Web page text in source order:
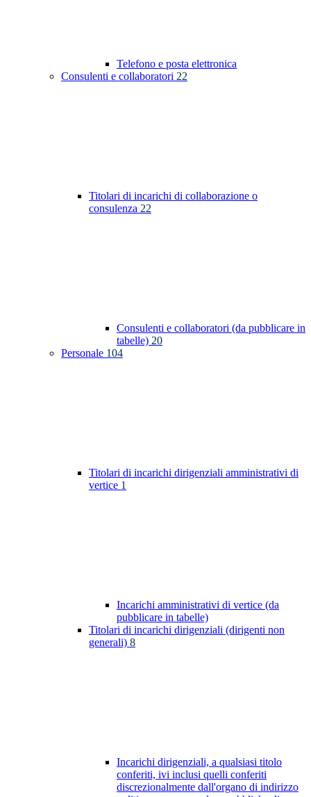
Telefono e posta elettronica
Consulenti e collaboratori 22
Titolari di incarichi di collaborazione o
consulenza 22
Consulenti e collaboratori (da pubblicare in
tabelle) 20
Personale 104
Titolari di incarichi dirigenziali amministrativi di
vertice 1
Incarichi amministrativi di vertice (da
pubblicare in tabelle)
Titolari di incarichi dirigenziali (dirigenti non
generali) 8
Incarichi dirigenziali, a qualsiasi titolo
conferiti, ivi inclusi quelli conferiti
discrezionalmente dall'organo di indirizzo